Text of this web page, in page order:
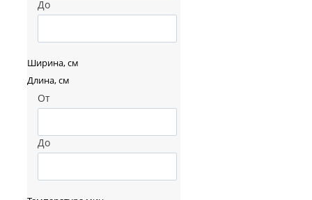
До
Ширина, см
Длина, см
От
До